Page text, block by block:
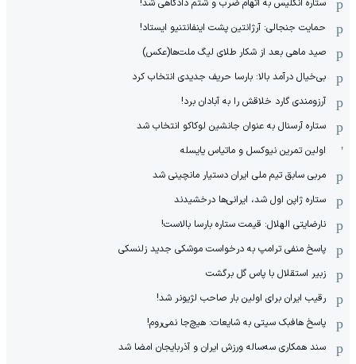
ستاره انگلیس به اتهام ضرب و شتم دادگاهی شد!
حمایت جنجالی: آرژانتین پشت اینفانتنیو ایستاد!
صید ماهی بعد از شکار طلای لیگ ملت‌ها(عکس)
بی‌خیال درآمد بالا: بارسا حریف جدیدی انتخاب کرد
آرزومندی گارد خلاقش را به آبادان برد!
ستاره آرسنال به عنوان جانشین لوکاکو انتخاب شد
اولین تمرین نیوکسل و ماتیاس یایسله
مربی سابق تیم ملی ایران دستیار مانچینی شد
ستاره ژاپن اول شد، ایرانی‌ها درخشیدند
نارضایتی الهلال: قیمت ستاره بارسا بالاست!
پاسخ منفی ترامپ به درخواست موشکی جدید زلنسکی
زبیر استقلال با پاس گل برگشت
رقیب ایران برای اولین بار صاحب لژیونر شد!
پاسخ هافبک سیتی به شایعات: هیچ‌جا نمی‌روم!
سند همکاری سه‌ساله‌ ‌ورزش ایران و آذربایجان امضا شد